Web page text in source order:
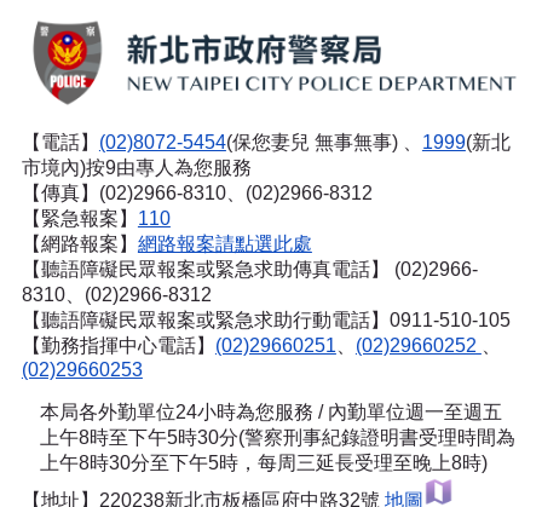
【電話】 (02)8072-5454(保您妻兒 無事無事) 、 1999(新北
市境內)按9由專人為您服務
【傳真】(02)2966-8310、(02)2966-8312
【緊急報案】 110
【網路報案】 網路報案請點選此處
【聽語障礙民眾報案或緊急求助傳真電話】
(02)2966-
8310、(02)2966-8312
【聽語障礙民眾報案或緊急求助行動電話】0911-510-105
【勤務指揮中心電話】 (02)29660251 (02)29660252
(02)29660253
本局各外勤單位24小時為您服務 / 內勤單位週一至週五
上午8時至下午5時30分(警察刑事紀錄證明書受理時間為
上午8時30分至下午5時，每周三延長受理至晚上8時)
【地址】220238新北市板橋區府中路32號 地圖